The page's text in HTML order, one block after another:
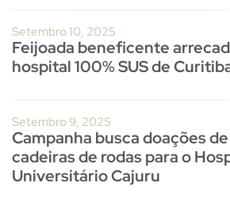
Setembro 10, 2025
Feijoada beneficente
hospital 100% SUS de
Setembro 9, 2025
Campanha busca doações
cadeiras de rodas para o
Universitário Cajuru